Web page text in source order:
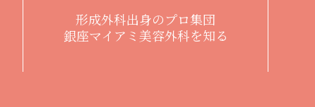
形成外科出身のプロ集団
銀座マイアミ美容外科を知る